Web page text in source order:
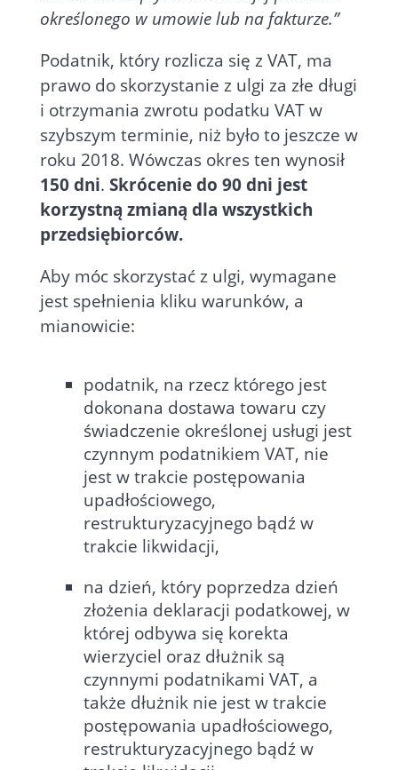
określonego w umowie lub na fakturze.”
Podatnik, który rozlicza się z VAT, ma
prawo do skorzystanie z ulgi za złe długi
i otrzymania zwrotu podatku VAT w
szybszym terminie, niż było to jeszcze w
roku 2018. Wówczas okres ten wynosił
150 dni. Skrócenie do 90 dni jest
korzystną zmianą dla wszystkich
przedsiębiorców.
Aby móc skorzystać z ulgi, wymagane
jest spełnienia kliku warunków, a
mianowicie:
podatnik, na rzecz którego jest
dokonana dostawa towaru czy
świadczenie określonej usługi jest
czynnym podatnikiem VAT, nie
jest w trakcie postępowania
upadłościowego,
restrukturyzacyjnego bądź w
trakcie likwidacji,
na dzień, który poprzedza dzień
złożenia deklaracji podatkowej, w
której odbywa się korekta
wierzyciel oraz dłużnik są
czynnymi podatnikami VAT, a
także dłużnik nie jest w trakcie
postępowania upadłościowego,
restrukturyzacyjnego bądź w